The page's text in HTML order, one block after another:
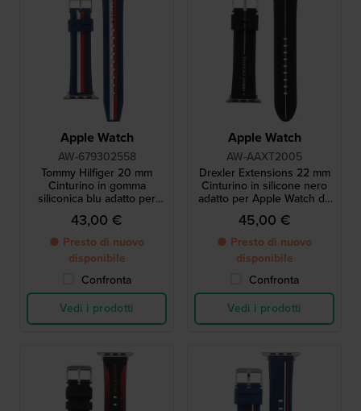
Apple Watch
AW-679302558
Tommy Hilfiger 20 mm
Cinturino in gomma
siliconica blu adatto per
Apple Watch 38-40-41 mm
43,00 €
● Presto di nuovo
disponibile
Confronta
Vedi i prodotti
Apple Watch
AW-AAXT2005
Drexler Extensions 22 mm
Cinturino in silicone nero
adatto per Apple Watch da
38, 40 e 41 mm
45,00 €
● Presto di nuovo
disponibile
Confronta
Vedi i prodotti